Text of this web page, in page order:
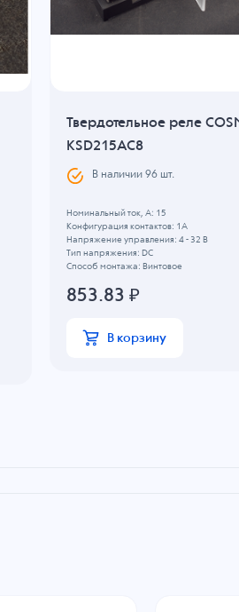
Твердотельное реле
KSD215AC8
В наличии 96шт.
Номинальный ток, А: 15
Конфигурация контактов: 1A
Напряжение управления: 4 - 32 В
Тип напряжения: DC
Способ монтажа: Винтовое
853.83 ₽
В корзину